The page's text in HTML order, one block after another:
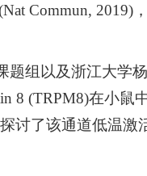
Commun,
组以及浙江大学
8 (TRPM8)在小
讨了该通道低温